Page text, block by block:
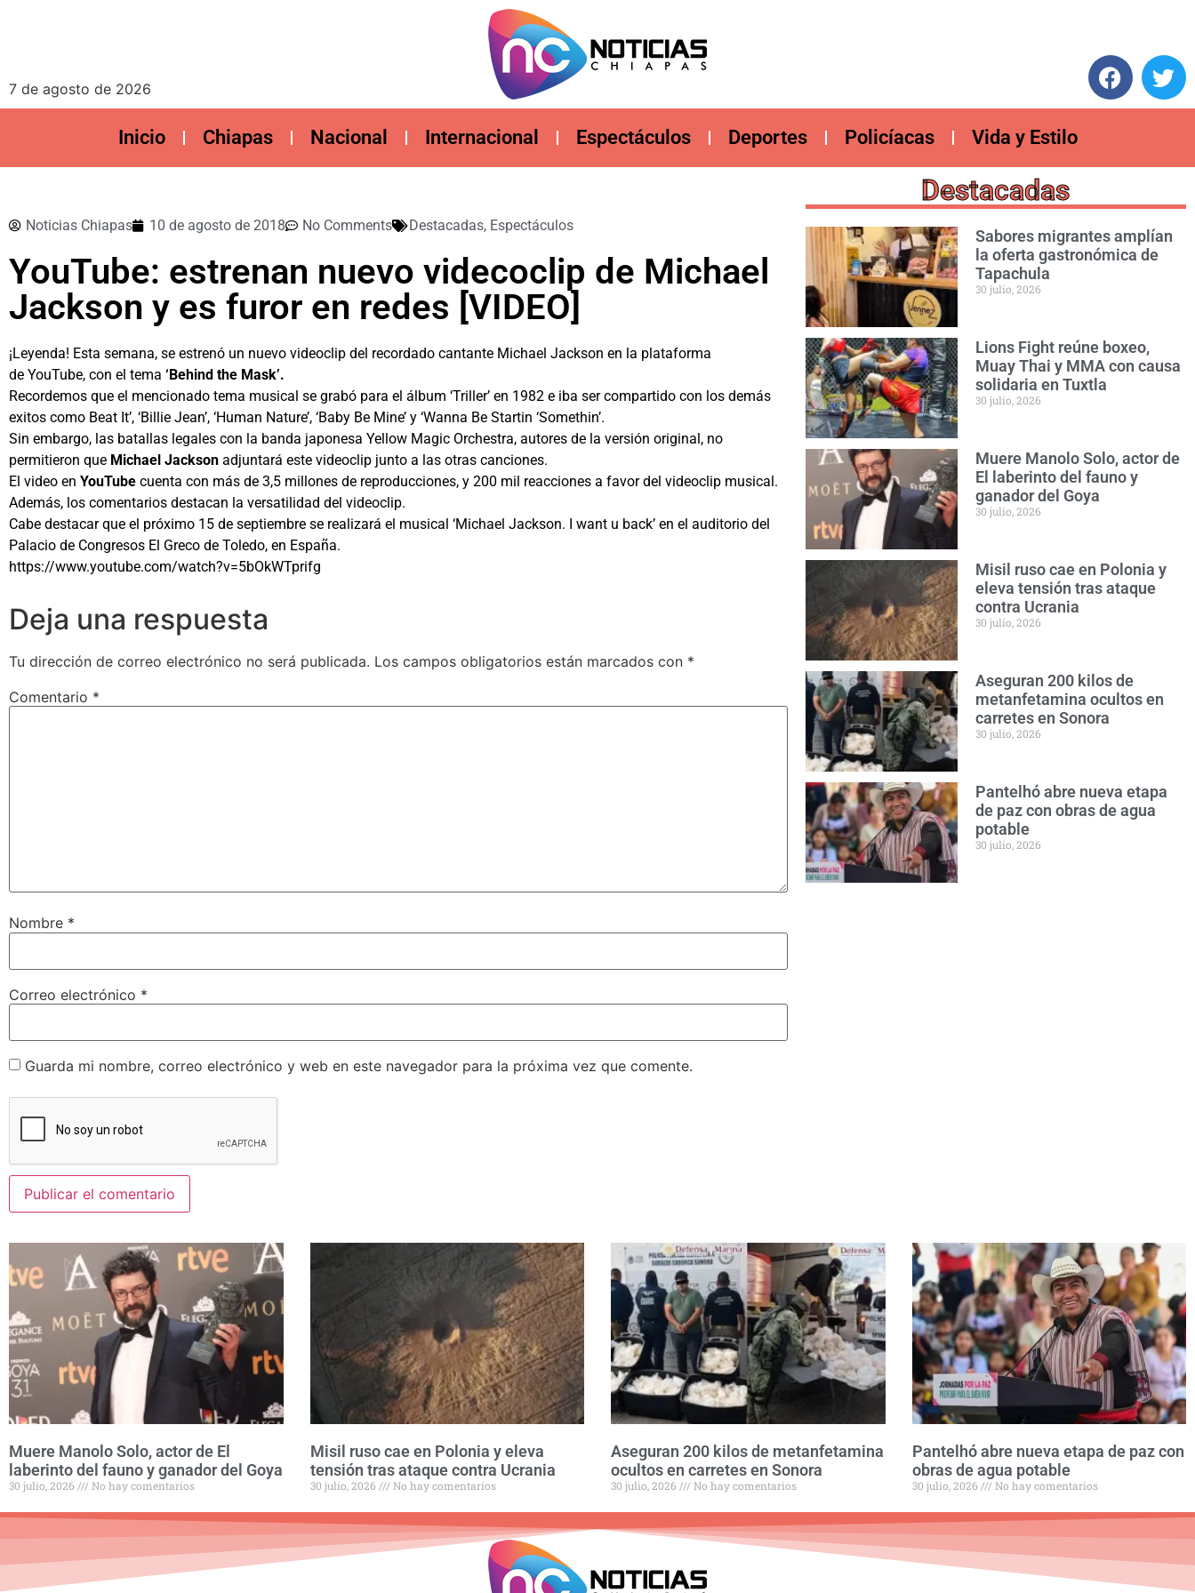
7 de agosto de 2026
Inicio Chiapas Nacional Internacional Espectáculos Deportes Policíacas Vida y Estilo
Noticias Chiapas 10 de agosto de 2018 No Comments Destacadas, Espectáculos
YouTube: estrenan nuevo videcoclip de Michael
Jackson y es furor en redes [VIDEO]
¡Leyenda! Esta semana, se estrenó un nuevo videoclip del recordado cantante Michael Jackson en la plataforma
de YouTube, con el tema ‘Behind the Mask’.
Recordemos que el mencionado tema musical se grabó para el álbum ‘Triller’ en 1982 e iba ser compartido con los demás
exitos como Beat It’, ‘Billie Jean’, ‘Human Nature’, ‘Baby Be Mine’ y ‘Wanna Be Startin ‘Somethin’.
Sin embargo, las batallas legales con la banda japonesa Yellow Magic Orchestra, autores de la versión original, no
permitieron que Michael Jackson adjuntará este videoclip junto a las otras canciones.
El video en YouTube cuenta con más de 3,5 millones de reproducciones, y 200 mil reacciones a favor del videoclip musical.
Además, los comentarios destacan la versatilidad del videoclip.
Cabe destacar que el próximo 15 de septiembre se realizará el musical ‘Michael Jackson. I want u back’ en el auditorio del
Palacio de Congresos El Greco de Toledo, en España.
https://www.youtube.com/watch?v=5bOkWTprifg
Deja una respuesta
Tu dirección de correo electrónico no será publicada. Los campos obligatorios están marcados con *
Comentario *
Nombre *
Correo electrónico *
Guarda mi nombre, correo electrónico y web en este navegador para la próxima vez que comente.
Destacadas
Sabores migrantes amplían
la oferta gastronómica de
Tapachula
30 julio, 2026
Lions Fight reúne boxeo,
Muay Thai y MMA con causa
solidaria en Tuxtla
30 julio, 2026
Muere Manolo Solo, actor de
El laberinto del fauno y
ganador del Goya
30 julio, 2026
Misil ruso cae en Polonia y
eleva tensión tras ataque
contra Ucrania
30 julio, 2026
Aseguran 200 kilos de
metanfetamina ocultos en
carretes en Sonora
30 julio, 2026
Pantelhó abre nueva etapa
de paz con obras de agua
potable
30 julio, 2026
Muere Manolo Solo, actor de El
laberinto del fauno y ganador del Goya
30 julio, 2026 No hay comentarios
Misil ruso cae en Polonia y eleva
tensión tras ataque contra Ucrania
30 julio, 2026 No hay comentarios
Aseguran 200 kilos de metanfetamina
ocultos en carretes en Sonora
30 julio, 2026 No hay comentarios
Pantelhó abre nueva etapa de paz con
obras de agua potable
30 julio, 2026 No hay comentarios